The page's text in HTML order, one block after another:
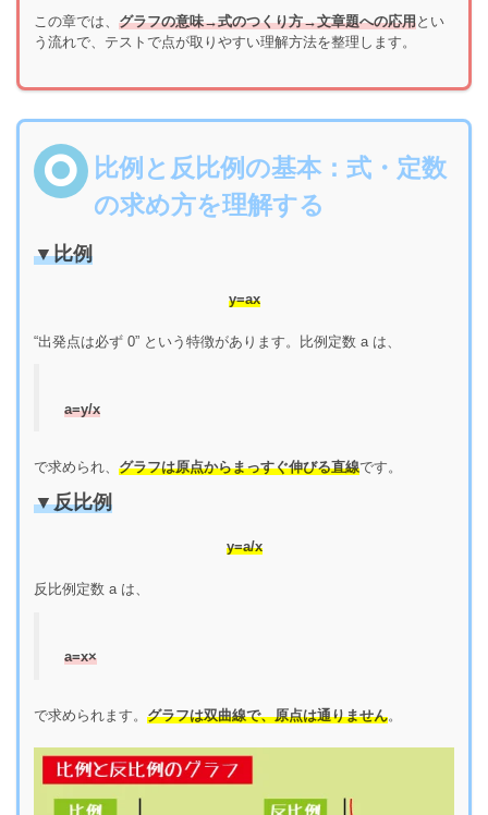
この章では、グラフの意味→式のつくり方→文章題への応用とい
う流れで、テストで点が取りやすい理解方法を整理します。
比例と反比例の基本：式・定数
の求め方を理解する
▼比例
y=ax
“出発点は必ず 0” という特徴があります。比例定数a は、
a=y/x
で求められ、グラフは原点からまっすぐ伸びる直線です。
▼反比例
y=a/x
反比例定数aは、
a=x×
で求められます。グラフは双曲線で、原点は通りません。